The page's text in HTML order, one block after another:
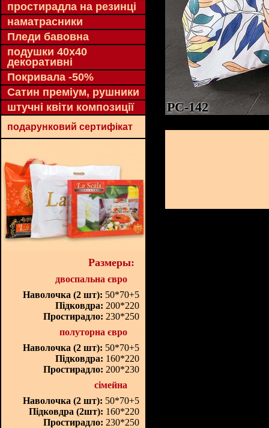
простирадла на резинці
наматрасники
Пледи бавовна
подушки 40х40
декоративні
Покривала -50%
Сатин преміум, рушники
штучні квіти композиції
подарунковий сертифікат
Размеры:
двоспальна євро
Наволочка (2 шт): 50*70+5
Підковдра: 200*220
Простирадло: 230*250
полуторна євро
Наволочка (2 шт): 50*70+5
Підковдра: 160*220
Простирадло: 200*230
сімейна
Наволочка (2 шт): 50*70+5
Підковдра (2шт): 160*220
Простирадло: 230*250
PC-142